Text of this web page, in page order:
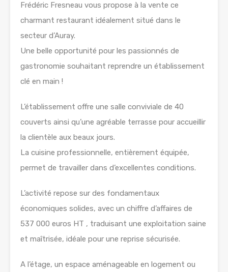
Frédéric Fresneau vous propose à la vente ce
charmant restaurant idéalement situé dans le
secteur d’Auray.
Une belle opportunité pour les passionnés de
gastronomie souhaitant reprendre un établissement
clé en main !
L’établissement offre une salle conviviale de 40
couverts ainsi qu’une agréable terrasse pour accueillir
la clientèle aux beaux jours.
La cuisine professionnelle, entièrement équipée,
permet de travailler dans d’excellentes conditions.
L’activité repose sur des fondamentaux
économiques solides, avec un chiffre d’affaires de
537 000 euros HT , traduisant une exploitation saine
et maîtrisée, idéale pour une reprise sécurisée.
A l’étage, un espace aménageable en logement ou